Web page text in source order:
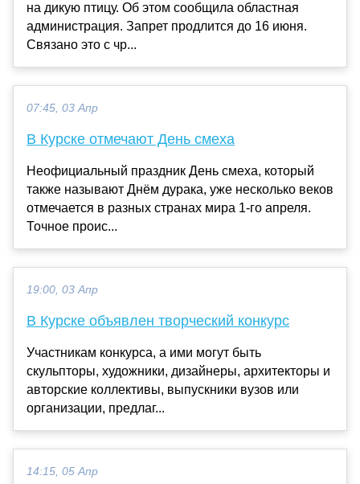
на дикую птицу. Об этом сообщила областная
администрация. Запрет продлится до 16 июня.
Связано это с чр...
07:45, 03 Апр
В Курске отмечают День смеха
Неофициальный праздник День смеха, который
также называют Днём дурака, уже несколько веков
отмечается в разных странах мира 1-го апреля.
Точное проис...
19:00, 03 Апр
В Курске объявлен творческий конкурс
Участникам конкурса, а ими могут быть
скульпторы, художники, дизайнеры, архитекторы и
авторские коллективы, выпускники вузов или
организации, предлаг...
14:15, 05 Апр